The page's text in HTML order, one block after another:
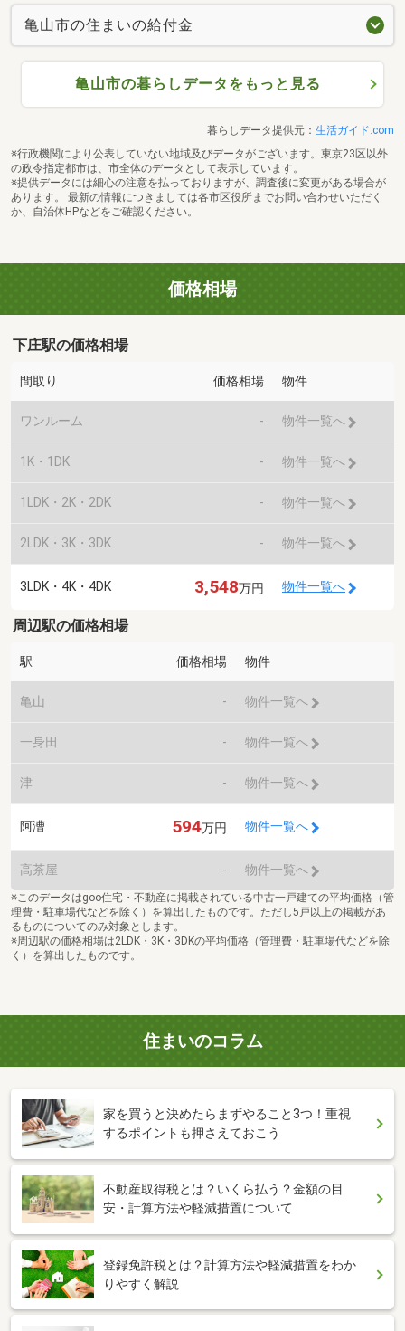
亀山市の住まいの給付金
亀山市の暮らしデータをもっと見る
暮らしデータ提供元： 生活ガイド.com
※行政機関により公表していない地域及びデータがございます。東京23区以外
の政令指定都市は、市全体のデータとして表示しています。
※提供データには細心の注意を払っておりますが、調査後に変更がある場合が
あります。 最新の情報につきましては各市区役所までお問い合わせいただく
か、自治体HPなどをご確認ください。
価格相場
下庄駅の価格相場
間取り 価格相場 物件
ワンルーム - 物件一覧へ
1K・1DK - 物件一覧へ
1LDK・2K・2DK - 物件一覧へ
2LDK・3K・3DK - 物件一覧へ
3LDK・4K・4DK 3,548万円 物件一覧へ
周辺駅の価格相場
駅 価格相場 物件
亀山 - 物件一覧へ
一身田 - 物件一覧へ
津 - 物件一覧へ
阿漕 594万円 物件一覧へ
高茶屋 - 物件一覧へ
※このデータはgoo住宅・不動産に掲載されている中古一戸建ての平均価格（管
理費・駐車場代などを除く）を算出したものです。ただし5戸以上の掲載があ
るものについてのみ対象とします。
※周辺駅の価格相場は2LDK・3K・3DKの平均価格（管理費・駐車場代などを除
く）を算出したものです。
住まいのコラム
家を買うと決めたらまずやること3つ！重視
するポイントも押さえておこう
不動産取得税とは？いくら払う？金額の目
安・計算方法や軽減措置について
登録免許税とは？計算方法や軽減措置をわか
りやすく解説